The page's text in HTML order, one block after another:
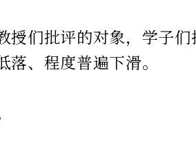
授们批评的对象，学子
、程度普遍下滑。